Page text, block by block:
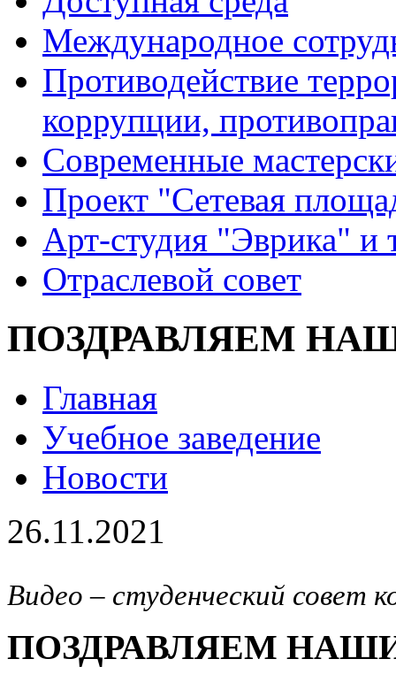
Международное
Противодействие
коррупции,
Современные
Проект "Сетевая
Арт-студия "Эврика" и
Отраслевой совет
ПОЗДРАВЛЯЕМ
Главная
Учебное заведение
Новости
26.11.2021
Видео – студенческий совет
ПОЗДРАВЛЯЕМ